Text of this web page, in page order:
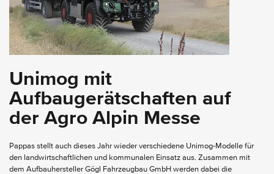
Unimog mit
Aufbaugerätschaften auf
der Agro Alpin Messe
Pappas stellt auch dieses Jahr wieder verschiedene Unimog-Modelle für
den landwirtschaftlichen und kommunalen Einsatz aus. Zusammen mit
dem Aufbauhersteller Gögl Fahrzeugbau GmbH werden dabei die